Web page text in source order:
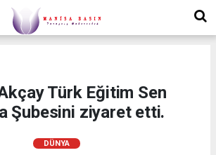
Türk Eğitim Sen
Şubesini ziyaret etti.
DÜNYA